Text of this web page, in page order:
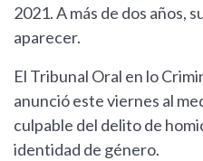
2021. A más de dos años,
aparecer.
El Tribunal Oral en lo
anunció este viernes al
culpable del delito de
identidad de género.